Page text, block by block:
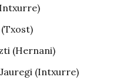
(Hernani)
(Intxurre)